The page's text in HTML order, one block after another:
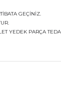
GEÇİNİZ.
YEDEK PARÇA